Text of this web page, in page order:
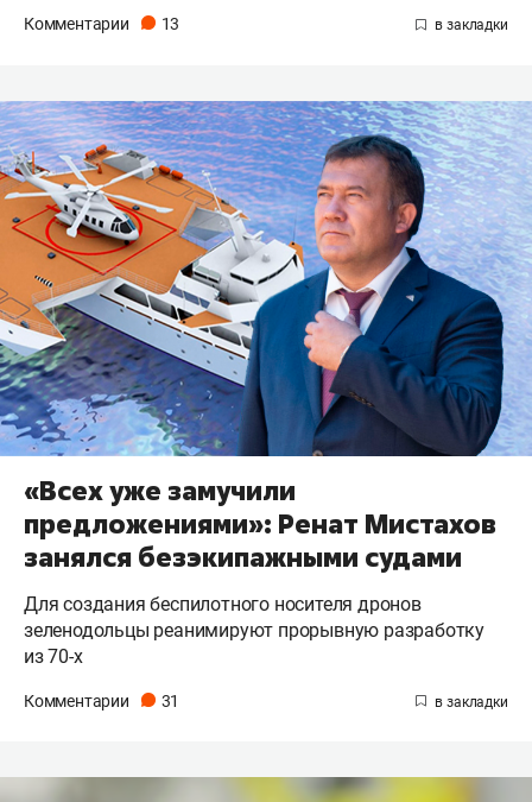
Комментарии 13
«Всех уже замучили
предложениями»: Ренат Мистахов
занялся безэкипажными судами
Для создания беспилотного носителя дронов
зеленодольцы реанимируют прорывную разработку
из 70-х
Комментарии 31